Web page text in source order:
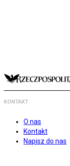
KONTAKT
O nas
Kontakt
Napisz do nas